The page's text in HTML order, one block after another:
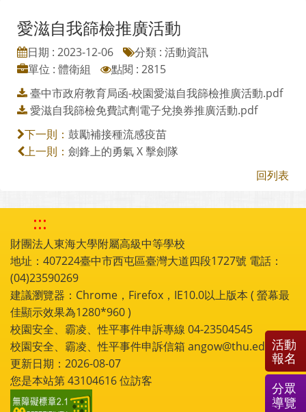
愛滋自我篩檢推廣活動
日期 : 2023-12-06
分類 : 活動資訊
單位 : 體衛組
點閱 : 2815
臺中市政府教育局函-校園愛滋自我篩檢推廣活動.pdf
愛滋自我篩檢免費試劑電子兌換券推廣活動.pdf
下一則： 鼓勵補接種流感疫苗
上一則： 劍鋒上的勇氣 X 擊劍隊
回列表
:::
財團法人東海大學附屬高級中等學校
地址：407224臺中市西屯區臺灣大道四段1727號 電話：
(04)23590269
建議瀏覽器：Chrome，Firefox，IE10.0以上版本 ( 螢幕最
佳顯示效果為1280*960 )
校園安全、霸凌、性平事件申訴專線 04-23504545
校園安全、霸凌、性平事件申訴信箱 angow@thu.edu.tw
更新日期：2026-08-07
您是本站第43104616位訪客
活動
報名
分眾
導覽